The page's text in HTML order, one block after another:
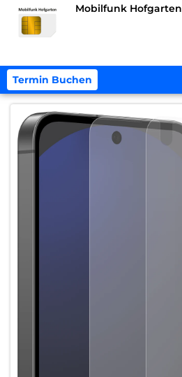
Mobilfunk Hofgarten
Termin Buchen